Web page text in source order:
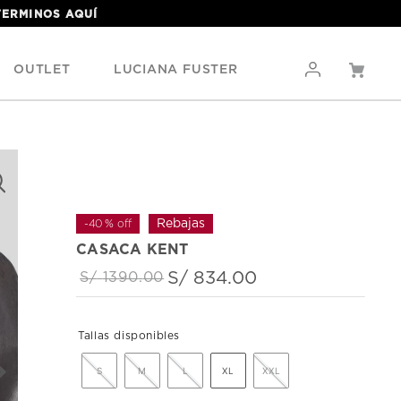
AQUÍ
OUTLET LUCIANA FUSTER
-40 % off
CASACA KENT
S/ 1390.00 S/ 834.00
S M L XL XXL